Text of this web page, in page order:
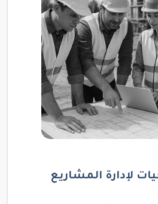
لإدارة المشاريع